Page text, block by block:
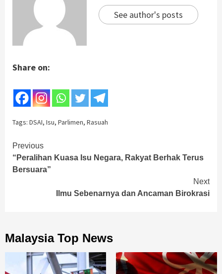
See author's posts
Share on:
Tags: DSAI, Isu, Parlimen, Rasuah
Continue
Reading
Previous
“Peralihan Kuasa Isu Negara, Rakyat Berhak Terus
Bersuara”
Next
Ilmu Sebenarnya dan Ancaman Birokrasi
Malaysia Top News